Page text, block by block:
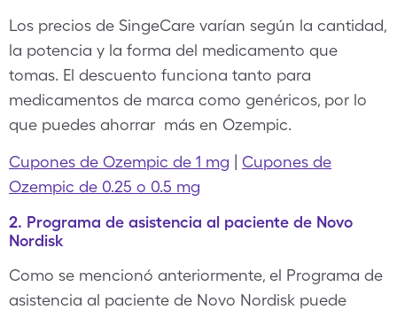
Los precios de SingeCare varían según la cantidad,
la potencia y la forma del medicamento que
tomas. El descuento funciona tanto para
medicamentos de marca como genéricos, por lo
que puedes ahorrar más en Ozempic.
Cupones de Ozempic de 1 mg
Cupones de
Ozempic de 0.25 o 0.5 mg
2. Programa de asistencia al paciente de Novo
Nordisk
Como se mencionó anteriormente, el Programa de
asistencia al paciente de Novo Nordisk puede